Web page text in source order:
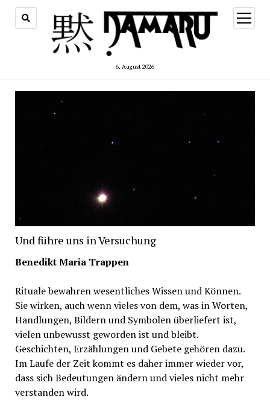
6. August 2026
Menü
öffnen
Und führe uns in Versuchung
Benedikt Maria Trappen
Rituale bewahren wesentliches Wissen und Können.
Sie wirken, auch wenn vieles von dem, was in Worten,
Handlungen, Bildern und Symbolen überliefert ist,
vielen unbewusst geworden ist und bleibt.
Geschichten, Erzählungen und Gebete gehören dazu.
Im Laufe der Zeit kommt es daher immer wieder vor,
dass sich Bedeutungen ändern und vieles nicht mehr
verstanden wird.